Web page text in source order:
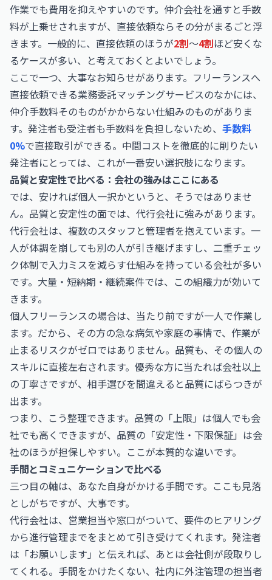
作業でも費用を抑えやすいのです。仲介会社を通すと手数
料が上乗せされますが、直接依頼ならその分がまるごと浮
きます。一般的に、直接依頼のほうが2割〜4割ほど安くな
るケースが多い、と考えておくとよいでしょう。
ここで一つ、大事なお知らせがあります。フリーランスへ
直接依頼できる業務委託マッチングサービスのなかには、
仲介手数料そのものがかからない仕組みのものがありま
す。発注者も受注者も手数料を負担しないため、 手数料
0%で直接取引ができる。中間コストを徹底的に削りたい
発注者にとっては、これが一番安い選択肢になります。
品質と安定性で比べる：会社の強みはここにある
では、安ければ個人一択かというと、そうではありませ
ん。品質と安定性の面では、代行会社に強みがあります。
代行会社は、複数のスタッフと管理者を抱えています。一
人が体調を崩しても別の人が引き継げますし、二重チェッ
ク体制で入力ミスを減らす仕組みを持っている会社が多い
です。大量・短納期・継続案件では、この組織力が効いて
きます。
個人フリーランスの場合は、当たり前ですが一人で作業し
ます。だから、その方の急な病気や家庭の事情で、作業が
止まるリスクがゼロではありません。品質も、その個人の
スキルに直接左右されます。優秀な方に当たれば会社以上
の丁寧さですが、相手選びを間違えると品質にばらつきが
出ます。
つまり、こう整理できます。品質の「上限」は個人でも会
社でも高くできますが、品質の「安定性・下限保証」は会
社のほうが担保しやすい。ここが本質的な違いです。
手間とコミュニケーションで比べる
三つ目の軸は、あなた自身がかける手間です。ここも見落
としがちですが、大事です。
代行会社は、営業担当や窓口がついて、要件のヒアリング
から進行管理までをまとめて引き受けてくれます。発注者
は「お願いします」と伝えれば、あとは会社側が段取りし
てくれる。手間をかけたくない、社内に外注管理の担当者